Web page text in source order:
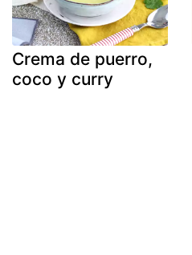
Crema de puerro,
coco y curry